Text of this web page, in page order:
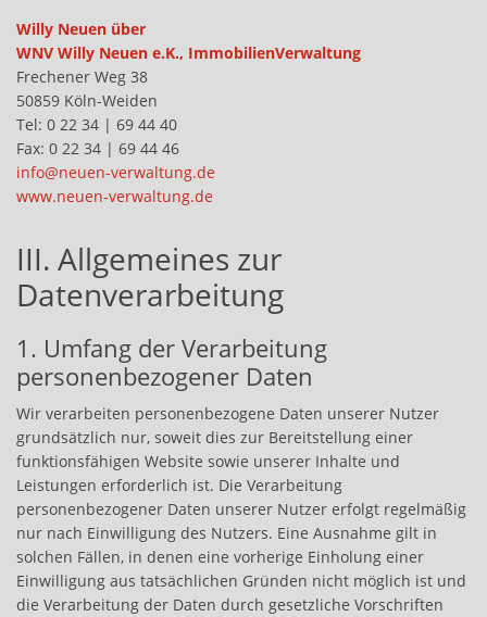
Willy Neuen über
WNV Willy Neuen e.K., ImmobilienVerwaltung
Frechener Weg 38
50859 Köln-Weiden
Tel: 0 22 34 | 69 44 40
Fax: 0 22 34 | 69 44 46
info@neuen-verwaltung.de
www.neuen-verwaltung.de
III. Allgemeines zur
Datenverarbeitung
1. Umfang der Verarbeitung
personenbezogener Daten
Wir verarbeiten personenbezogene Daten unserer Nutzer
grundsätzlich nur, soweit dies zur Bereitstellung einer
funktionsfähigen Website sowie unserer Inhalte und
Leistungen erforderlich ist. Die Verarbeitung
personenbezogener Daten unserer Nutzer erfolgt regelmäßig
nur nach Einwilligung des Nutzers. Eine Ausnahme gilt in
solchen Fällen, in denen eine vorherige Einholung einer
Einwilligung aus tatsächlichen Gründen nicht möglich ist und
die Verarbeitung der Daten durch gesetzliche Vorschriften